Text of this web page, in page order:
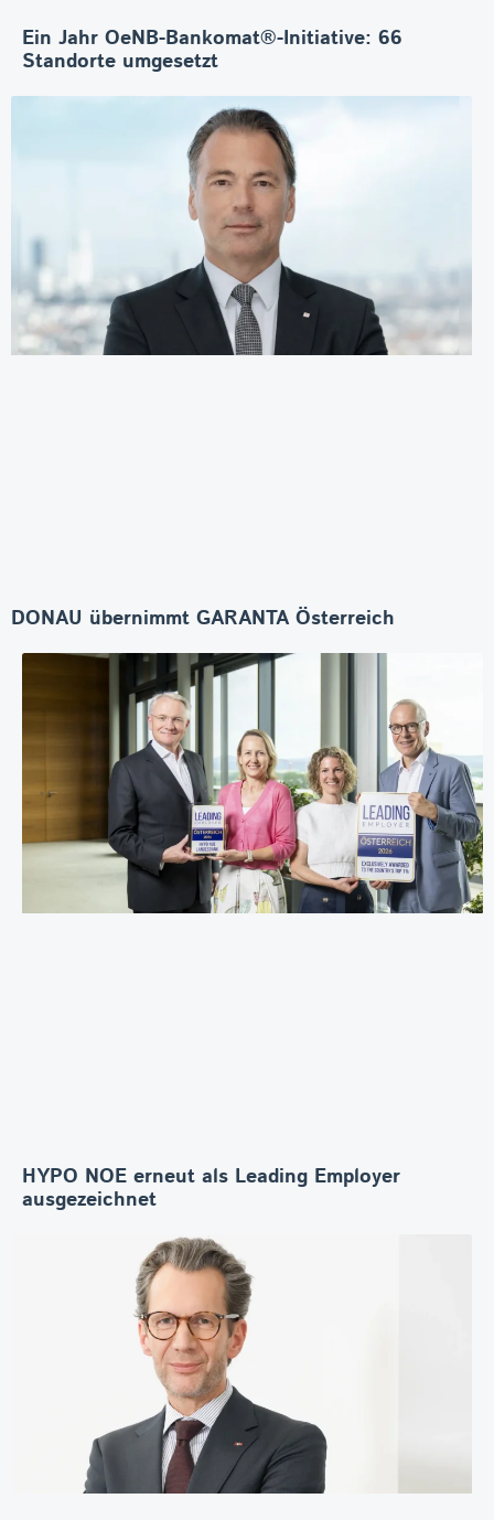
Ein Jahr OeNB-Bankomat®-Initiative: 66
Standorte umgesetzt
DONAU übernimmt GARANTA Österreich
HYPO NOE erneut als Leading Employer
ausgezeichnet